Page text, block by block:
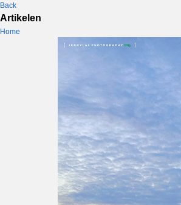
Back
Artikelen
Home